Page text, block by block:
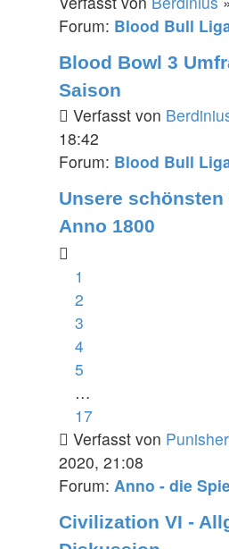
Forum: Blood Bull
Blood Bowl 3
Saison
Verfasst von
18:42
Forum: Blood Bull
Unsere
Anno 1800
1
2
3
4
5
…
17
Verfasst von
2020, 21:08
Forum: Anno - die
Civilization VI -